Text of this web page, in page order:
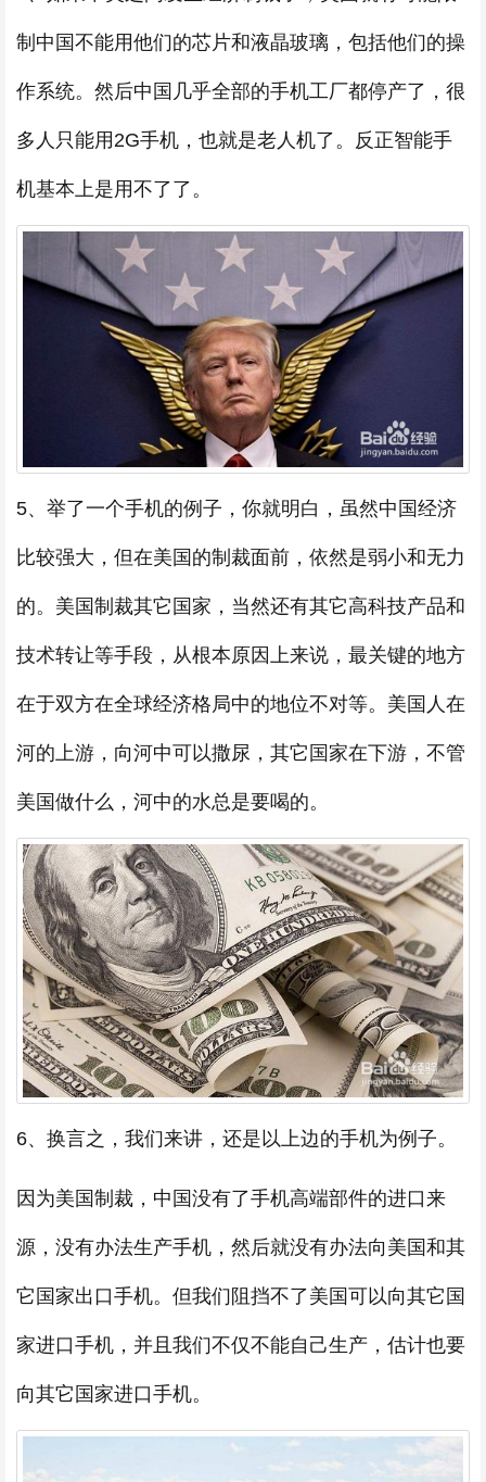
制中国不能用他们的芯片和液晶玻璃，包括他们的操
作系统。然后中国几乎全部的手机工厂都停产了，很
多人只能用2G手机，也就是老人机了。反正智能手
机基本上是用不了了。
5、举了一个手机的例子，你就明白，虽然中国经济
比较强大，但在美国的制裁面前，依然是弱小和无力
的。美国制裁其它国家，当然还有其它高科技产品和
技术转让等手段，从根本原因上来说，最关键的地方
在于双方在全球经济格局中的地位不对等。美国人在
河的上游，向河中可以撒尿，其它国家在下游，不管
美国做什么，河中的水总是要喝的。
6、换言之，我们来讲，还是以上边的手机为例子。
因为美国制裁，中国没有了手机高端部件的进口来
源，没有办法生产手机，然后就没有办法向美国和其
它国家出口手机。但我们阻挡不了美国可以向其它国
家进口手机，并且我们不仅不能自己生产，估计也要
向其它国家进口手机。